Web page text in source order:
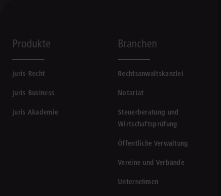
Produkte
juris Recht
juris Business
juris Akademie
Branchen
Rechtsanwaltskanzlei
Notariat
Steuerberatung und
Wirtschaftsprüfung
Öffentliche Verwaltung
Vereine und Verbände
Unternehmen